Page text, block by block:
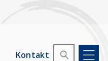
Kontakt